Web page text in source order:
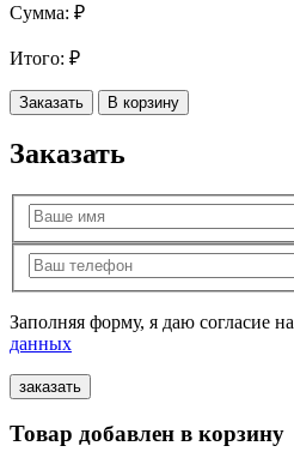
Сумма: ₽
Итого: ₽
Заказать В корзину
Заказать
Заполняя форму, я даю согласие на
данных
Товар добавлен в корзину